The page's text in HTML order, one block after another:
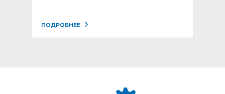
ПОДРОБНЕЕ